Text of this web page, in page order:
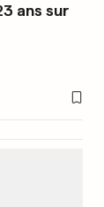
ans sur